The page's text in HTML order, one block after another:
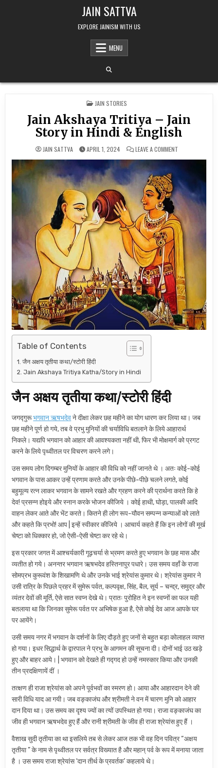
JAIN SATTVA
EXPLORE JAINISM WITH US
MENU
POSTED IN
JAIN STORIES
Jain Akshaya Tritiya – Jain
Story in Hindi & English
JAIN SATTVA APRIL 1, 2024 LEAVE A COMMENTON JAIN
Table of Contents
जैन अक्षय तृतीया कथा/स्टोरी हिंदी
Jain Akshaya Tritiya Katha/Story in Hindi
जैन अक्षय तृतीया कथा/स्टोरी हिंदी
जगद्गुरूभगवान ऋषभदेवने दीक्षा लेकर छह महीने का योग धारण कर लिया था। जब
छह महीने पूर्ण हो गये, तब वे प्रभु मुनियों की चर्याविधि बतलाने के लिये आहारार्थ
निकले। यद्यपि भगवान को आहार की आवश्यकता नहीं थी, फिर भी मोक्षमार्ग को प्रगट
करने के लिये पृथ्वीतल पर विचरण करने लगे।
उस समय लोग दिगम्बर मुनियों के आहार की विधि को नहीं जानते थे । अतः कोई-कोई
भगवान के पास आकर उन्हें प्रणाम करते और उनके पीछे-पीछे चलने लगते, कोई
बहुमूल्य रत्न लाकर भगवान के सामने रखते और ग्रहण करने की प्रार्थना करते कि हे
देव! प्रसन्न होइये और स्नान करके भोजन कीजिये । कोई हाथी, घोड़ा, पालकी आदि
वाहन लेकर आते और भेंट करते। कितने ही लोग रूप-यौवन सम्पन्न कन्याओं को लाते
और कहते कि प्रभो! आप | इन्हें स्वीकार कीजिये । आचार्य कहते हैं कि इन लोगों की मूर्ख
चेष्टा को धिक्कार हो, जो ऐसी-ऐसी चेष्टा कर रहे थे।
इस प्रकार जगत में आश्चर्यकारी गूढ़चर्या से भ्रमण करते हुए भगवान के छह मास और
व्यतीत हो गये। अनन्तर भगवान ऋषभदेव हस्तिनापुर पधारे। उस समय वहाँ के राजा
सोमप्रभ कुरूवंश के शिखामणि थे और उनके भाई श्रेयांस कुमार थे। श्रेयांस कुमार ने
उसी रात्रि के पिछले प्रहर में सुमेरू पर्वत, कल्पवृक्ष, सिंह, बैल, सूर्य – चन्द्र, समुद्र और
व्यंतर देवों की मूर्ति, ऐसे सात स्वप्न देखे थे। प्रातः पुरोहित ने इन स्वप्नों का फल यही
बतलाया था कि जिनका सुमेरू पर्वत पर अभिषेक हुआ है, ऐसे कोई देव आज आपके घर
पर आयेंगे।
उसी समय नगर में भगवान के दर्शनों के लिए दौड़ते हुए जनों से बहुत बड़ा कोलाहल व्याप्त
हो गया। इधर सिद्धार्थ के द्वारपाल ने प्रभु के आगमन की सूचना दी। दोनों भाई उठ खड़े
हुए और बाहर आये। | भगवान को देखते ही गद्गद हो उन्हें नमस्कार किया और उनकी
तीन प्रदक्षिणायें दीं ।
तत्क्षण ही राजा श्रेयांस को अपने पूर्वभवों का स्मरण हो। आया और आहारदान देने की
सारी विधि याद आ गयी। जब वङ्काजंघ और श्रीमती ने वन में चारण मुनि को आहार
दान दिया था। उस समय का दृश्य ज्यों का त्यों उपस्थित हो गया। राजा वङ्काजंघ का
जीव ही भगवान ऋषभदेव हुए हैं और रानी श्रीमती के जीव ही राजा श्रेयांस हुए हैं ।
वैशाख सुदी तृतीया का था इसलिये तब से लेकर आज तक भी वह दिन पवित्र “अक्षय
तृतीया ” के नाम से पृथ्वीतल पर सर्वत्र विख्यात है और महान् पर्व के रूप में मनाया जाता
है । उस समय राजा श्रेयांस ‘दान तीर्थ के प्रवर्तक’ कहलाये थे।